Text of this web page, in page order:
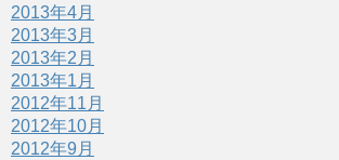
2013年4月
2013年3月
2013年2月
2013年1月
2012年11月
2012年10月
2012年9月